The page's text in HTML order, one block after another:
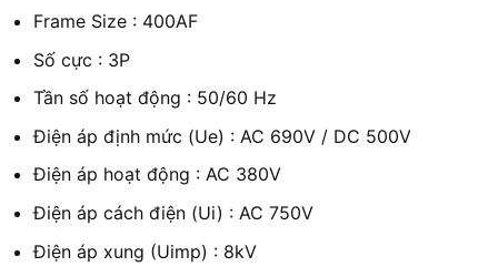
Frame Size : 400AF
Số cực : 3P
Tần số hoạt động : 50/60 Hz
Điện áp định mức (Ue) : AC 690V / DC 500V
Điện áp hoạt động : AC 380V
Điện áp cách điện (Ui) : AC 750V
Điện áp xung (Uimp) : 8kV